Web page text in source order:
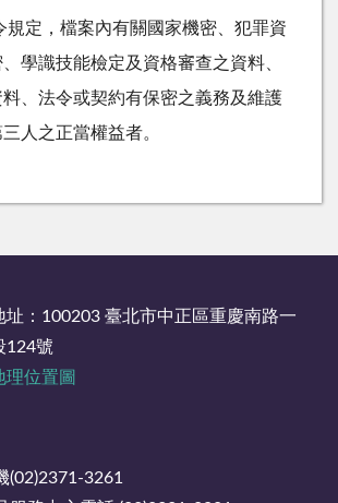
規定，檔案內有關國家機密、犯罪資
學識技能檢定及資格審查之資料、
料、法令或契約有保密之義務及維護
人之正當權益者。
址：100203 臺北市中正區重慶南路一
124號
理位置圖
(02)2371-3261